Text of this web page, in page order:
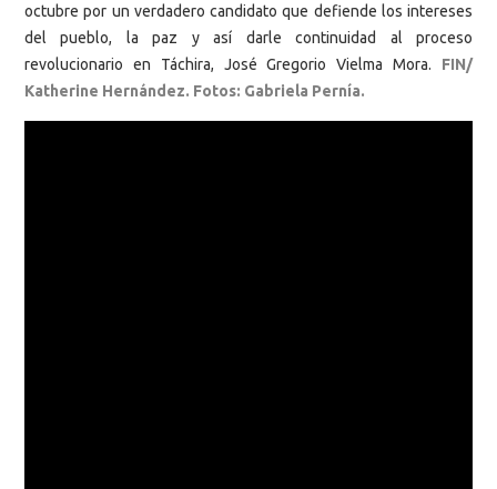
octubre por un verdadero candidato que defiende los intereses
del pueblo, la paz y así darle continuidad al proceso
revolucionario en Táchira, José Gregorio Vielma Mora. FIN/
Katherine Hernández. Fotos: Gabriela Pernía.